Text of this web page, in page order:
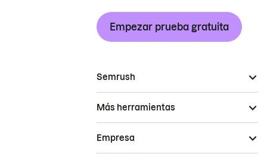
Empezar prueba gratuita
Semrush
Más herramientas
Empresa